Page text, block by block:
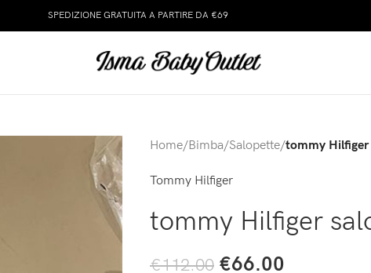
SPEDIZIONE GRATUITA A PARTIRE DA €69
Home/Bimba/Salopette/tommy Hilfiger
Tommy Hilfiger
tommy Hilfiger
€112.00 €66.00